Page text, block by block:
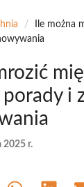
/
Ile można
i
2025 r.